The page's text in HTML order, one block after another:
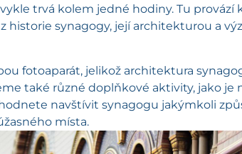
trvá kolem jedné hodiny. Tu provází
historie synagogy, její architekturou a
fotoaparát, jelikož architektura
také různé doplňkové aktivity, jako je
navštívit synagogu jakýmkoli
místa.